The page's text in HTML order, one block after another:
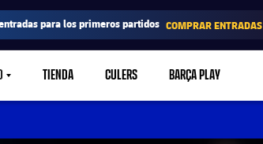
para los primeros partidos COMPRAR ENTRADAS
TIENDA CULERS BARÇA PLAY